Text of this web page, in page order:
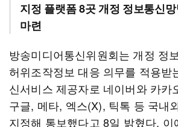
지정 플랫폼 8곳 개정 정보통신
마련
방송미디어통신위원회는 개정 정
허위조작정보 대응 의무를 적용받
신서비스 제공자로 네이버와 카카
구글, 메타, 엑스(X), 틱톡 등 국내
지정해 통보했다고 8일 밝혔다. 이